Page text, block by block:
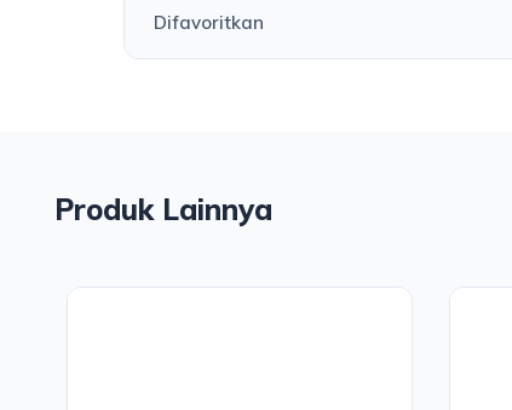
Difavoritkan
Produk Lainnya